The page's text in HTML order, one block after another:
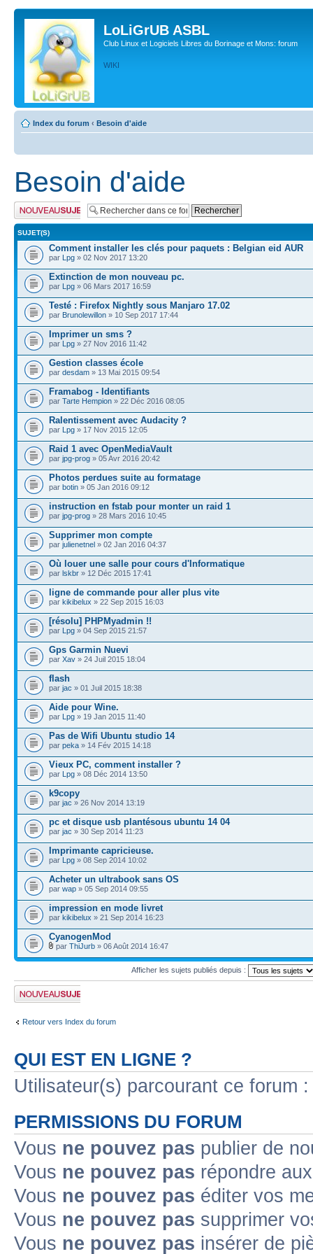
LoLiGrUB ASBL
Club Linux et Logiciels Libres du Borinage et Mons: forum
WIKI
Index du forum ‹ Besoin d'aide
Besoin d'aide
Publier un nouveau
sujet
SUJET(S)
Comment installer les clés pour paquets : Belgian eid AUR
par Lpg » 02 Nov 2017 13:20
Extinction de mon nouveau pc.
par Lpg » 06 Mars 2017 16:59
Testé : Firefox Nightly sous Manjaro 17.02
par Brunolewillon » 10 Sep 2017 17:44
Imprimer un sms ?
par Lpg » 27 Nov 2016 11:42
Gestion classes école
par desdam » 13 Mai 2015 09:54
Framabog - Identifiants
par Tarte Hempion » 22 Déc 2016 08:05
Ralentissement avec Audacity ?
par Lpg » 17 Nov 2015 12:05
Raid 1 avec OpenMediaVault
par jpg-prog » 05 Avr 2016 20:42
Photos perdues suite au formatage
par botin » 05 Jan 2016 09:12
instruction en fstab pour monter un raid 1
par jpg-prog » 28 Mars 2016 10:45
Supprimer mon compte
par julienetnel » 02 Jan 2016 04:37
Où louer une salle pour cours d'Informatique
par lskbr » 12 Déc 2015 17:41
ligne de commande pour aller plus vite
par kikibelux » 22 Sep 2015 16:03
[résolu] PHPMyadmin !!
par Lpg » 04 Sep 2015 21:57
Gps Garmin Nuevi
par Xav » 24 Juil 2015 18:04
flash
par jac » 01 Juil 2015 18:38
Aide pour Wine.
par Lpg » 19 Jan 2015 11:40
Pas de Wifi Ubuntu studio 14
par peka » 14 Fév 2015 14:18
Vieux PC, comment installer ?
par Lpg » 08 Déc 2014 13:50
k9copy
par jac » 26 Nov 2014 13:19
pc et disque usb plantésous ubuntu 14 04
par jac » 30 Sep 2014 11:23
Imprimante capricieuse.
par Lpg » 08 Sep 2014 10:02
Acheter un ultrabook sans OS
par wap » 05 Sep 2014 09:55
impression en mode livret
par kikibelux » 21 Sep 2014 16:23
CyanogenMod
par ThiJurb » 06 Août 2014 16:47
Afficher les sujets publiés depuis :
Publier un nouveau
sujet
Retour vers Index du forum
QUI EST EN LIGNE ?
Utilisateur(s) parcourant ce forum
PERMISSIONS DU FORUM
Vous ne pouvez pas publier de
Vous ne pouvez pas répondre
Vous ne pouvez pas éditer vos
Vous ne pouvez pas supprimer
Vous ne pouvez pas insérer de